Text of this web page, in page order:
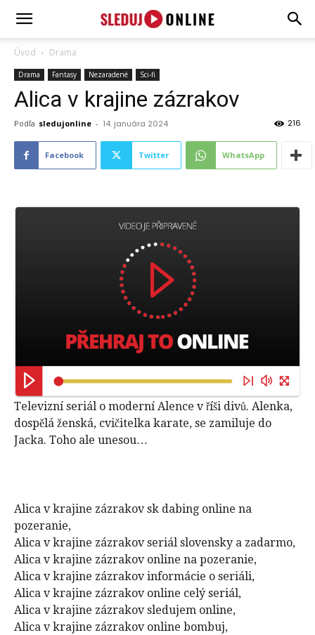
SledujOnline.sk
Úvod Drama
Drama Fantasy Nezaradené Sci-fi
Alica v krajine zázrakov
Podľa sledujonline - 14. januára 2024 216
Facebook Twitter WhatsApp
Televizní seriál o moderní Alence v říši divů. Alenka,
dospělá ženská, cvičitelka karate, se zamiluje do
Jacka. Toho ale unesou…
Alica v krajine zázrakov sk dabing online na
pozeranie,
Alica v krajine zázrakov seriál slovensky a zadarmo,
Alica v krajine zázrakov online na pozeranie,
Alica v krajine zázrakov informácie o seriáli,
Alica v krajine zázrakov online celý seriál,
Alica v krajine zázrakov sledujem online,
Alica v krajine zázrakov online bombuj,